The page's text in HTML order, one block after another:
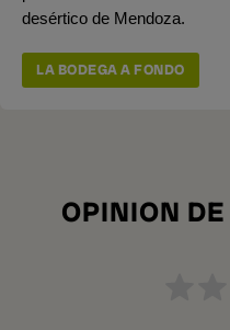
desértico de Mendoza.
LA BODEGA A FONDO
OPINION